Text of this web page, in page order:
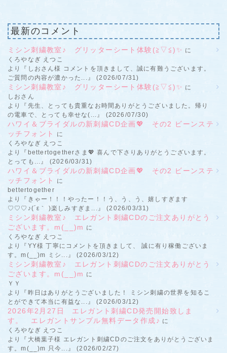
最新のコメント
ミシン刺繍教室♪ グリッターシート体験(≧▽≦)✨ に
くろやなぎ えつこ
より『しおさん様 コメントを頂きまして、誠に有難うございます。
ご質問の内容が濃かった...』 (2026/07/31)
ミシン刺繍教室♪ グリッターシート体験(≧▽≦)✨ に
しおさん
より『先生、とっても貴重なお時間ありがとうございました。帰り
の電車で、とっても幸せな(...』 (2026/07/30)
ハワイ＆ブライダルの新刺繍CD企画💖 その2 ビーンステ
ッチフォント
に
くろやなぎ えつこ
より『bettertogetherさま💖 喜んで下さりありがとうございます。
とっても...』 (2026/03/31)
ハワイ＆ブライダルの新刺繍CD企画💖 その2 ビーンステ
ッチフォント
に
bettertogether
より『きゃー！！！やったー！！う、う、う、嬉しすぎます
♡♡♡♪(´ε｀ )楽しみすぎま...』 (2026/03/31)
ミシン刺繍教室♪ エレガント刺繍CDのご注文ありがとう
ございます。m(__)m に
くろやなぎ えつこ
より『YY様 丁寧にコメントを頂きまして、 誠に有り稼働ございま
す。m(__)m ミシ...』 (2026/03/12)
ミシン刺繍教室♪ エレガント刺繍CDのご注文ありがとう
ございます。m(__)m に
ＹＹ
より『昨日はありがとうございました！ ミシン刺繍の世界を知るこ
とができて本当に有益な...』 (2026/03/12)
2026年2月27日 エレガント刺繍CD発売開始致しま
す。 エレガントサンプル無料データ作成♪ に
くろやなぎ えつこ
より『大橋葉子様 エレガント刺繍CDのご注文をありがとうございま
す。m(__)m 只今...』 (2026/02/27)